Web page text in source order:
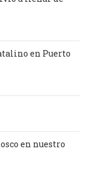
en Puerto
en nuestro